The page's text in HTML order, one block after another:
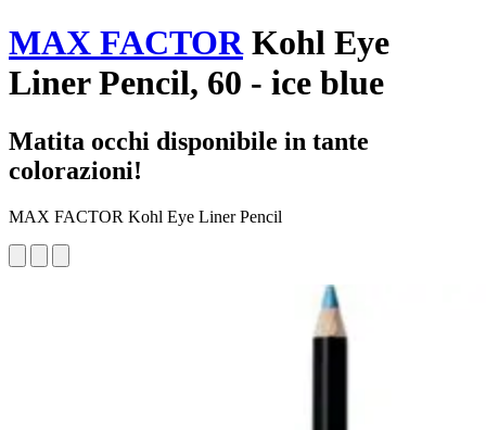
MAX FACTORKohl Eye
Liner Pencil, 60 - ice blue
Matita occhi disponibile in tante
colorazioni!
MAX FACTOR Kohl Eye Liner Pencil